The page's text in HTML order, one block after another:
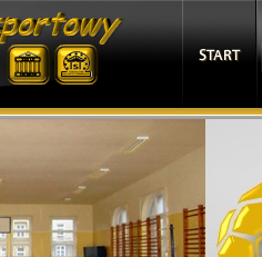
START